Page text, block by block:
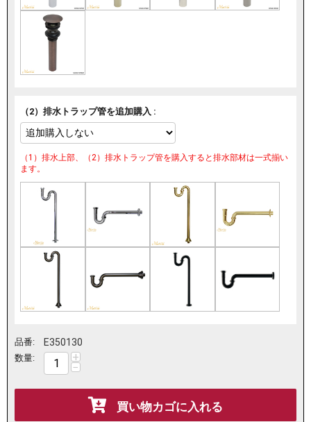
（2）排水トラップ管を追加購入 :
（1）排水上部、（2）排水トラップ管を購入すると排水部材は一式揃い
ます。
品番: E350130
数量: +
−
買い物カゴに入れる